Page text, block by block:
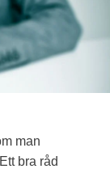
man
bra råd